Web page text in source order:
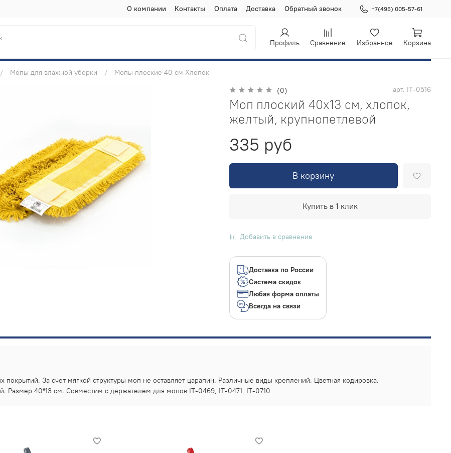
О компании Контакты Оплата Доставка Обратный звонок +7(495) 005-57-61
Профиль Сравнение Избранное Корзина
Мопы для влажной уборки
Мопы плоские 40 см Хлопок
(0)
арт. IT-0516
Моп плоский 40х13 см, хлопок,
желтый, крупнопетлевой
335 руб
В корзину
Купить в 1 клик
Добавить в сравнение
Доставка по России
Система скидок
Любая форма оплаты
Всегда на связи
За счет мягкой структуры моп не оставляет царапин. Различные виды креплений. Цветная кодировка.
40*13 см. Совместим с держателем для мопов IT-0469, IT-0471, IT-0710